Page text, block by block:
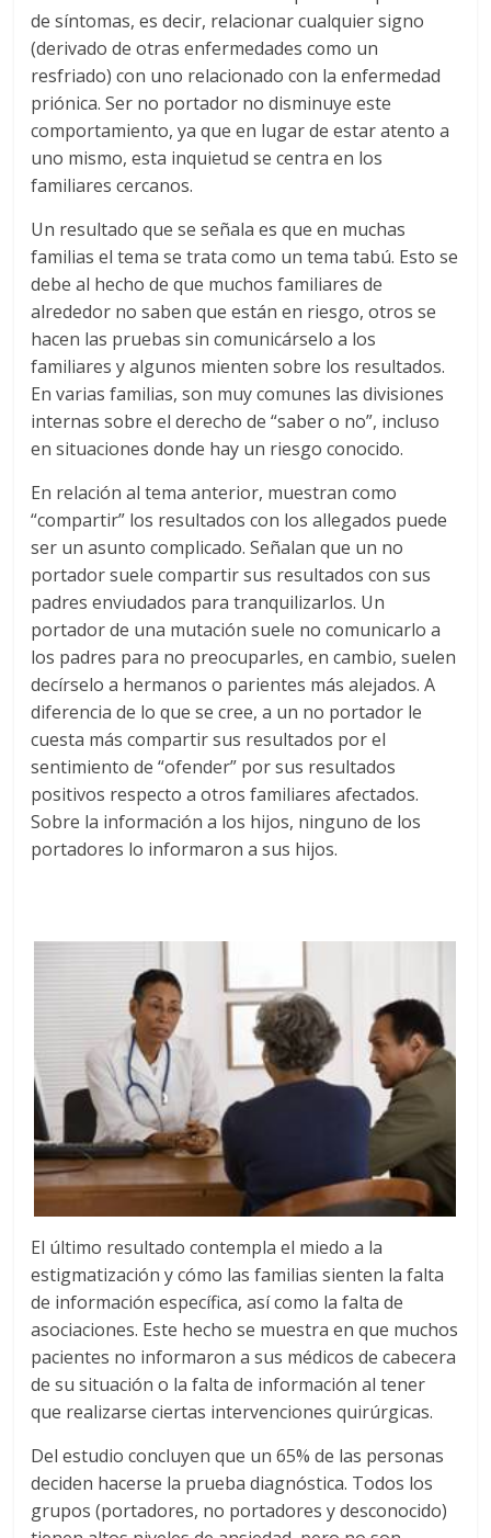
de síntomas, es decir, relacionar cualquier signo
(derivado de otras enfermedades como un
resfriado) con uno relacionado con la enfermedad
priónica. Ser no portador no disminuye este
comportamiento, ya que en lugar de estar atento a
uno mismo, esta inquietud se centra en los
familiares cercanos.
Un resultado que se señala es que en muchas
familias el tema se trata como un tema tabú. Esto se
debe al hecho de que muchos familiares de
alrededor no saben que están en riesgo, otros se
hacen las pruebas sin comunicárselo a los
familiares y algunos mienten sobre los resultados.
En varias familias, son muy comunes las divisiones
internas sobre el derecho de “saber o no”, incluso
en situaciones donde hay un riesgo conocido.
En relación al tema anterior, muestran como
“compartir” los resultados con los allegados puede
ser un asunto complicado. Señalan que un no
portador suele compartir sus resultados con sus
padres enviudados para tranquilizarlos. Un
portador de una mutación suele no comunicarlo a
los padres para no preocuparles, en cambio, suelen
decírselo a hermanos o parientes más alejados. A
diferencia de lo que se cree, a un no portador le
cuesta más compartir sus resultados por el
sentimiento de “ofender” por sus resultados
positivos respecto a otros familiares afectados.
Sobre la información a los hijos, ninguno de los
portadores lo informaron a sus hijos.
El último resultado contempla el miedo a la
estigmatización y cómo las familias sienten la falta
de información específica, así como la falta de
asociaciones. Este hecho se muestra en que muchos
pacientes no informaron a sus médicos de cabecera
de su situación o la falta de información al tener
que realizarse ciertas intervenciones quirúrgicas.
Del estudio concluyen que un 65% de las personas
deciden hacerse la prueba diagnóstica. Todos los
grupos (portadores, no portadores y desconocido)